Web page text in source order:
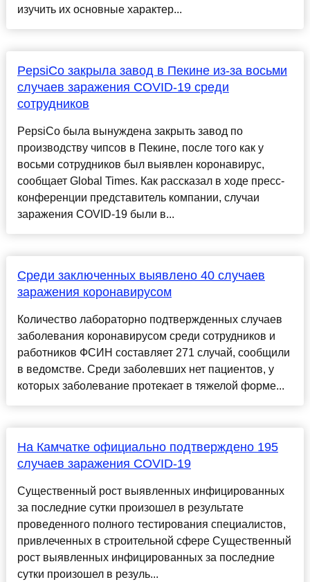
изучить их основные характер...
PepsiCo закрыла завод в Пекине из-за восьми
случаев заражения COVID-19 среди
сотрудников
PepsiCo была вынуждена закрыть завод по
производству чипсов в Пекине, после того как у
восьми сотрудников был выявлен коронавирус,
сообщает Global Times. Как рассказал в ходе пресс-
конференции представитель компании, случаи
заражения COVID-19 были в...
Среди заключенных выявлено 40 случаев
заражения коронавирусом
Количество лабораторно подтвержденных случаев
заболевания коронавирусом среди сотрудников и
работников ФСИН составляет 271 случай, сообщили
в ведомстве. Среди заболевших нет пациентов, у
которых заболевание протекает в тяжелой форме...
На Камчатке официально подтверждено 195
случаев заражения СOVID-19
Существенный рост выявленных инфицированных
за последние сутки произошел в результате
проведенного полного тестирования специалистов,
привлеченных в строительной сфере Существенный
рост выявленных инфицированных за последние
сутки произошел в резуль...